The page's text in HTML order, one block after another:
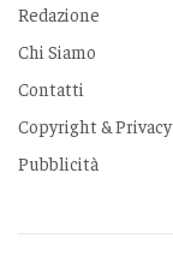
Redazione
Chi Siamo
Contatti
Copyright & Privacy
Pubblicità